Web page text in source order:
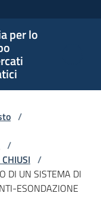
per lo
/
/
/
DI UN SISTEMA DI
ESONDAZIONE